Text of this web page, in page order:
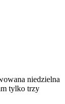
niedzielna
tylko trzy